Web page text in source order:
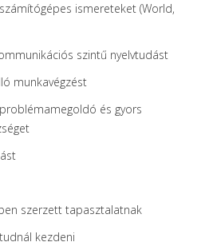
ismereteket (World,
szintű nyelvtudást
munkavégzést
és gyors
szerzett tapasztalatnak
kezdeni